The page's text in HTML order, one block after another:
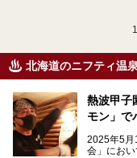
1
北海道のニフティ温
熱波甲子
モン」で
2025年5月
会」にお